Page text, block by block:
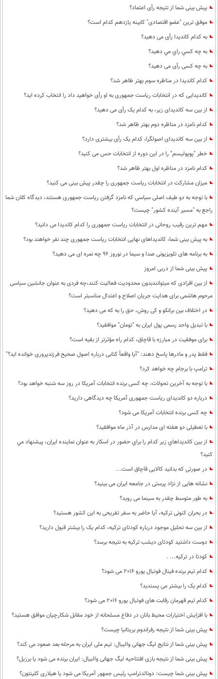
پیش بینی شما از نتیجه رأی اعتماد؟
موفق ترین "عضو اقتصادی" کابینه یازدهم کدام است؟
به کدام کاندیدا رأی می دهید؟
به چه كسي راي مي دهيد؟
به چه کسی رأی می دهید؟
کدام کاندیدا در مناظره سوم بهتر ظاهر شد؟
کاندیدایی که در انتخابات ریاست جمهوری به او رأی خواهید داد را انتخاب کرده اید؟
از بین سه کاندیدای زیر، به کدام یک رأی می دهید؟
کدام نامزد در مناظره دوم بهتر ظاهر شد؟
از بین سه کاندیدای اصولگرا، کدام یک رأی بیشتری دارد؟
خطر "پوپولیسم" را در این دوره از انتخابات حس می کنید؟
کدام نامزد در مناظره اول بهتر ظاهر شد؟
میزان مشارکت در انتخابات ریاست جمهوری را چقدر پیش بینی می کنید؟
با توجه به دو طیف اصلی سیاسی که نامزد گرفتن ریاست جمهوری هستند، دیدگاه کلان شما
راجع به "مسیر آینده کشور" چیست؟
مهم ترین رقیب روحانی در انتخابات ریاست جمهوری را کدام کاندیدا می دانید؟
به پیش بینی شما، کاندیداهای نهایی انتخابات ریاست جمهوری چند نفر خواهند بود؟
به برنامه های تلویزیونی صدا و سیما در نوروز 96 چه نمره ای می دهید؟
پیش بینی شما از دربی امروز
از بین افرادی که میتوانندبدون محدودیت فعالیت کنند،چه فردی به عنوان جانشین سیاسی
مرحوم هاشمی برای هدایت جریان اصلاح و اعتدال مناسبتر است؟
در اختلاف بین برانکو و کی روش، حق را به که می دهید؟
با تبدیل واحد رسمی پول ایران به "تومان" موافقید؟
برای موفقیت در مبارزه با قاچاق، کدام راه مؤثرتر از بقیه است؟
فقط پدر و مادرها پاسخ دهند: "آیا واقعاً کتابی درباره اصول صحیح فرزندپروری خوانده اید؟"
ترامپ با برجام چه خواهد کرد؟
با توجه به آخرین تحولات، چه کسی برنده انتخابات آمریکا در روز سه شنبه خواهد بود؟
درباره دو کاندیدای ریاست جمهوری آمریکا چه دیدگاهی دارید؟
چه کسی برنده انتخابات آمریکا می شود؟
با تعطیلی دو هفته ای مدارس در آذر ماه موافقید؟
از بين كانديداهاي زير كدام را براي حضور در اسكار به عنوان نماينده ايران، پيشنهاد مي
كنيد؟
در صورتی که بدانید کالایی قاچاق است...
نشانه هایی از نژاد پرستی در جامعه ایران می بینید؟
به طور متوسط چقدر به سینما می روید؟
در بحران کنونی ترکیه، آیا حاضر به سفر تفریحی به این کشور هستید؟
از بین سه تحلیل موجود درباره کودتای ترکیه، کدام یک را بیشتر قبول دارید؟
دوست داشتید کودتای دیشب ترکیه به نتیجه برسد؟
کودتا در ترکیه... .
کدام تیم برنده فینال فوتبال یورو 2016 می شود؟
کدام یک را بیشتر می پسندید؟
کدام تیم قهرمان رقابت های فوتبال یورو 2016 می شود؟
با افزایش اختیارات محیط‌ بانان در دفاع مسلحانه از خود مقابل شکارچیان موافق هستید؟
پیش بینی شما از نتیجه رفراندوم بریتانیا چیست؟
پيش بينی شما از نتايج ليگ جهانی واليبال: تيم ملی ايران به مرحله بعد صعود می كند؟
پیش بینی شما از نتیجه بازی افتتاحیه لیگ جهانی والبیال: ایران برنده می شود یا برزیل؟
پیش بینی شما چیست: دونالدترامپ رئیس جمهور آمریکا می شود یا هیلاری کلینتون؟